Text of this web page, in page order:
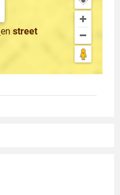
en street